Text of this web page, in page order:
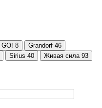
GO! 8 Grandorf 46
Sirius 40 Живая сила 93